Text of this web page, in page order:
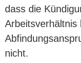
dass die
Arbeitsverhältnis
nicht.